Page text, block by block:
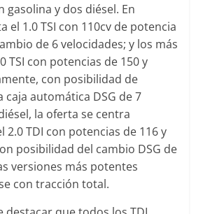
gasolina y dos diésel. En
el 1.0 TSI con 110cv de potencia
de 6 velocidades; y los más
TSI con potencias de 150 y
con posibilidad de
caja automática DSG de 7
la oferta se centra
2.0 TDI con potencias de 116 y
posibilidad del cambio DSG de
versiones más potentes
con tracción total.